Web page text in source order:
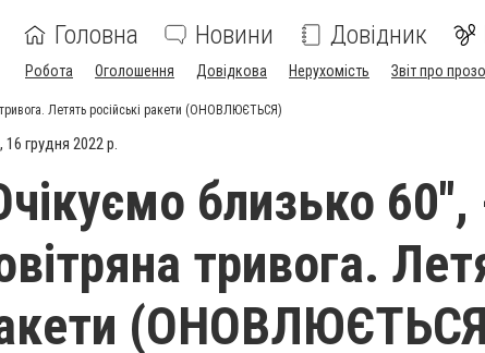
Головна Новини Довідник
Робота Оголошення Довідкова Нерухомість Звіт про
Летять російські ракети (ОНОВЛЮЄТЬСЯ)
16 грудня 2022 р.
близько 60",
тривога.